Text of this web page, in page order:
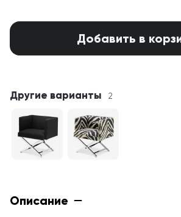
Добавить в
Другие варианты 2
Описание